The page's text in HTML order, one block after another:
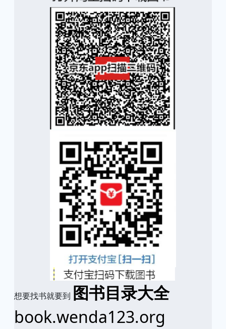
想要找书就要到 图书目录大全
book.wenda123.org